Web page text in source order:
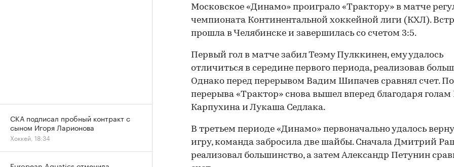
Московское «Динамо» проиграло «Трактору» в матче
чемпионата Континентальной хоккейной лиги (КХЛ).
прошла в Челябинске и завершилась со счетом 3:5.
Первый гол в матче забил Теэму Пулккинен, ему удалось
отличиться в середине первого периода, реализовав
Однако перед перерывом Вадим Шипачев сравнял счет.
перерыва «Трактор» снова вышел вперед благодаря
Карпухина и Лукаша Седлака.
В третьем периоде «Динамо» первоначально удалось
игру, команда забросила две шайбы. Сначала Дмитрий
реализовал большинство, а затем Александр Петунин
СКА подписал пробный контракт с
сыном Игоря Ларионова
Хоккей, 18:34